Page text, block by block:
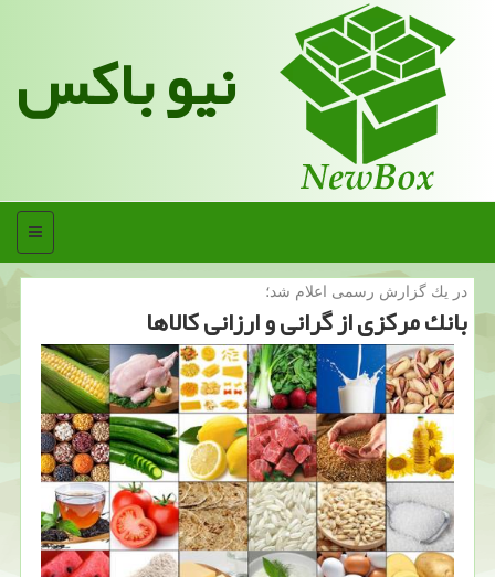
نیو باکس
منو
در یك گزارش رسمی اعلام شد؛
بانك مركزی از گرانی و ارزانی كالاها